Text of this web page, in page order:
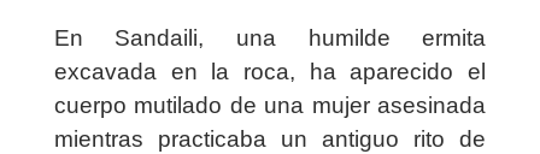
En Sandaili, una humilde ermita
excavada en la roca, ha aparecido el
cuerpo mutilado de una mujer asesinada
mientras practicaba un antiguo rito de